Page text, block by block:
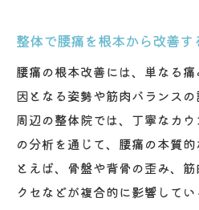
整体による腰痛対策
整体とセルフスト
日常生活でできる整
腰痛対策は整体と毎
整体で腰痛を根本から改善す
腰痛の根本改善には、単なる
因となる姿勢や筋肉バランス
周辺の整体院では、丁寧なカ
の分析を通じて、腰痛の本質
とえば、骨盤や背骨の歪み、
クセなどが複合的に影響してい